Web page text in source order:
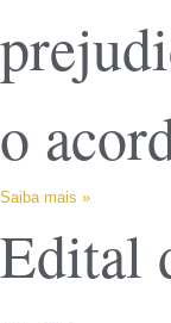
o
Saiba mais »
Edital